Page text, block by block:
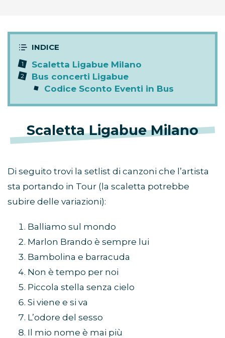
Scaletta Ligabue Milano
Bus concerti Ligabue
Codice Sconto Eventi in Bus
Scaletta Ligabue Milano
Di seguito trovi la setlist di canzoni che l’artista
sta portando in Tour (la scaletta potrebbe
subire delle variazioni):
Balliamo sul mondo
Marlon Brando è sempre lui
Bambolina e barracuda
Non è tempo per noi
Piccola stella senza cielo
Si viene e si va
L’odore del sesso
Il mio nome è mai più